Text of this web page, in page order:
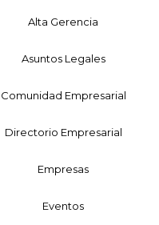
Alta Gerencia
Asuntos Legales
Comunidad Empresarial
Directorio Empresarial
Empresas
Eventos